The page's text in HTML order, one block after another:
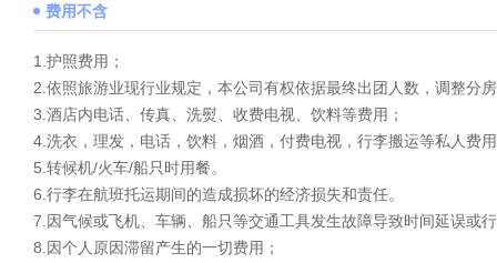
费用不含
1.护照费用；
2.依照旅游业现行业规定，本公司有权依据最终出团人数，调整分
3.酒店内电话、传真、洗熨、收费电视、饮料等费用；
4.洗衣，理发，电话，饮料，烟酒，付费电视，行李搬运等私人费
5.转候机/火车/船只时用餐。
6.行李在航班托运期间的造成损坏的经济损失和责任。
7.因气候或飞机、车辆、船只等交通工具发生故障导致时间延误或
8.因个人原因滞留产生的一切费用；